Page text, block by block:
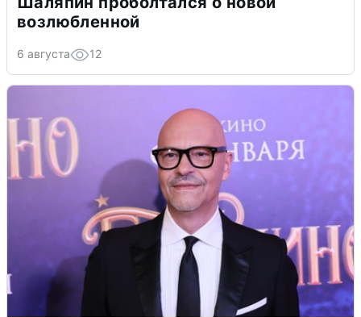
возлюбленной
6 августа 12